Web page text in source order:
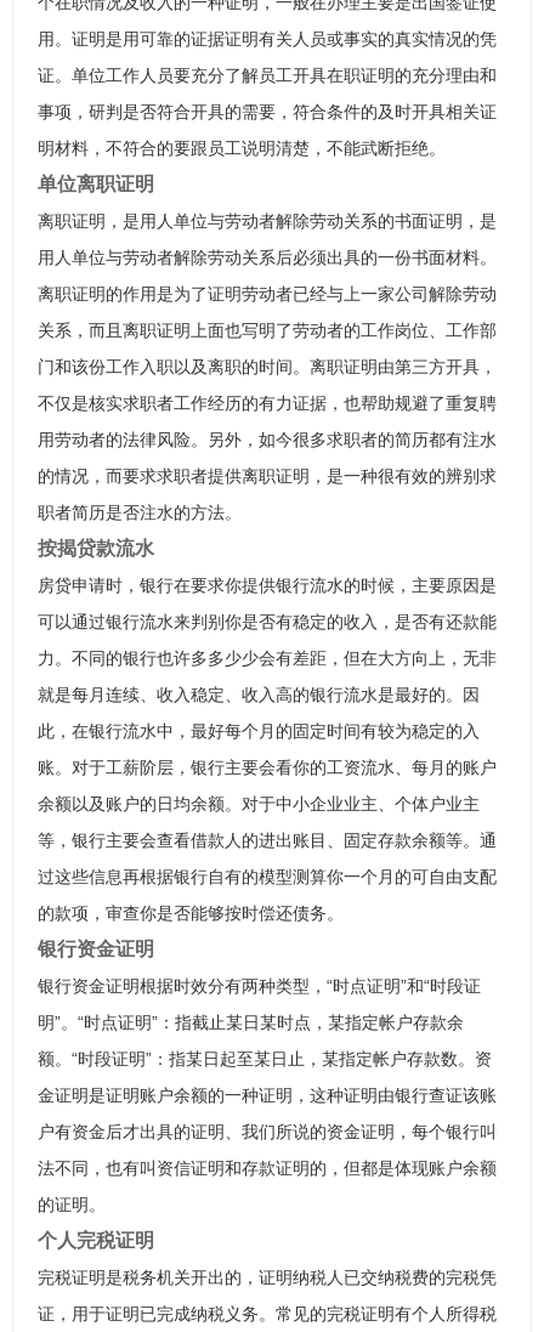
用。证明是用可靠的证据证明有关人员或事实的真实情况的凭
证。单位工作人员要充分了解员工开具在职证明的充分理由和
事项，研判是否符合开具的需要，符合条件的及时开具相关证
明材料，不符合的要跟员工说明清楚，不能武断拒绝。
单位离职证明
离职证明，是用人单位与劳动者解除劳动关系的书面证明，是
用人单位与劳动者解除劳动关系后必须出具的一份书面材料。
离职证明的作用是为了证明劳动者已经与上一家公司解除劳动
关系，而且离职证明上面也写明了劳动者的工作岗位、工作部
门和该份工作入职以及离职的时间。离职证明由第三方开具，
不仅是核实求职者工作经历的有力证据，也帮助规避了重复聘
用劳动者的法律风险。另外，如今很多求职者的简历都有注水
的情况，而要求求职者提供离职证明，是一种很有效的辨别求
职者简历是否注水的方法。
按揭贷款流水
房贷申请时，银行在要求你提供银行流水的时候，主要原因是
可以通过银行流水来判别你是否有稳定的收入，是否有还款能
力。不同的银行也许多多少少会有差距，但在大方向上，无非
就是每月连续、收入稳定、收入高的银行流水是最好的。因
此，在银行流水中，最好每个月的固定时间有较为稳定的入
账。对于工薪阶层，银行主要会看你的工资流水、每月的账户
余额以及账户的日均余额。对于中小企业业主、个体户业主
等，银行主要会查看借款人的进出账目、固定存款余额等。通
过这些信息再根据银行自有的模型测算你一个月的可自由支配
的款项，审查你是否能够按时偿还债务。
银行资金证明
银行资金证明根据时效分有两种类型，“时点证明”和“时段证
明”。“时点证明”：指截止某日某时点，某指定帐户存款余
额。“时段证明”：指某日起至某日止，某指定帐户存款数。资
金证明是证明账户余额的一种证明，这种证明由银行查证该账
户有资金后才出具的证明、我们所说的资金证明，每个银行叫
法不同，也有叫资信证明和存款证明的，但都是体现账户余额
的证明。
个人完税证明
完税证明是税务机关开出的，证明纳税人已交纳税费的完税凭
证，用于证明已完成纳税义务。常见的完税证明有个人所得税